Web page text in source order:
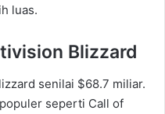
luas.
Blizzard
senilai $68.7 miliar.
seperti Call of